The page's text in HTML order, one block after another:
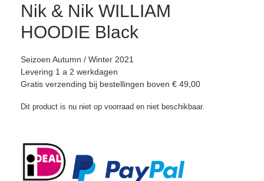
Nik & Nik WILLIAM
HOODIE Black
Seizoen Autumn / Winter 2021
Levering 1 a 2 werkdagen
Gratis verzending bij bestellingen boven € 49,00
Dit product is nu niet op voorraad en niet beschikbaar.